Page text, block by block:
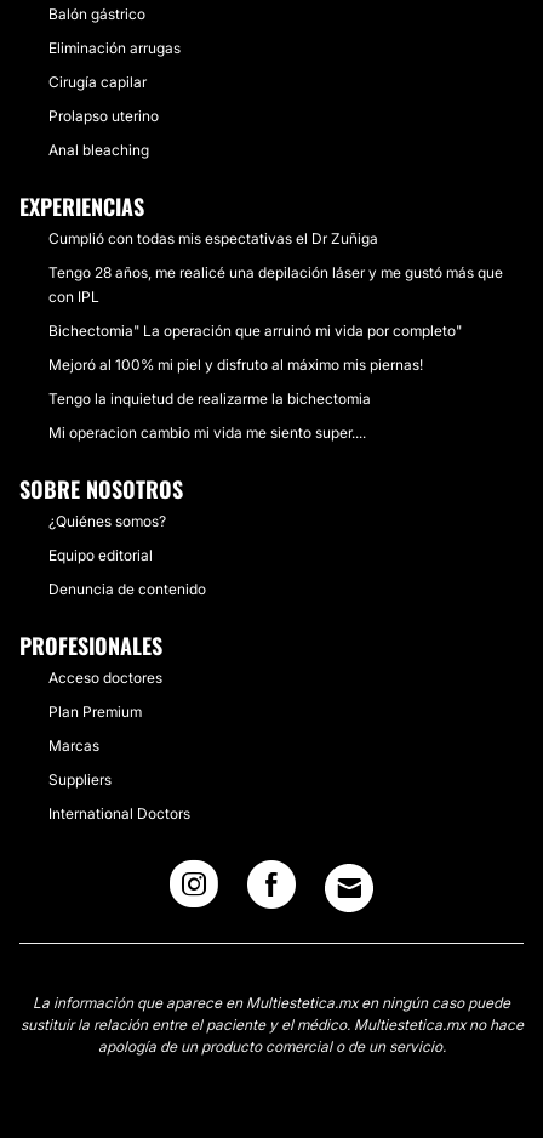
Balón gástrico
Eliminación arrugas
Cirugía capilar
Prolapso uterino
Anal bleaching
EXPERIENCIAS
Cumplió con todas mis espectativas el Dr Zuñiga
Tengo 28 años, me realicé una depilación láser y me gustó más que
con IPL
Bichectomia" La operación que arruinó mi vida por completo"
Mejoró al 100% mi piel y disfruto al máximo mis piernas!
Tengo la inquietud de realizarme la bichectomia
Mi operacion cambio mi vida me siento super....
SOBRE NOSOTROS
¿Quiénes somos?
Equipo editorial
Denuncia de contenido
PROFESIONALES
Acceso doctores
Plan Premium
Marcas
Suppliers
International Doctors
La información que aparece en Multiestetica.mx en ningún caso puede
sustituir la relación entre el paciente y el médico. Multiestetica.mx no hace
apología de un producto comercial o de un servicio.